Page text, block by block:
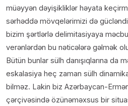
müəyyən dəyişikliklər həyata
sərhəddə mövqelərimizi də
bizim şərtlərlə delimitasiyaya
verənlərdən bu nəticələrə gəlmək
Bütün bunlar sülh danışıqlarına da
eskalasiya heç zaman sülh
bilməz. Lakin biz Azərbaycan-
çərçivəsində özünəməxsus bir